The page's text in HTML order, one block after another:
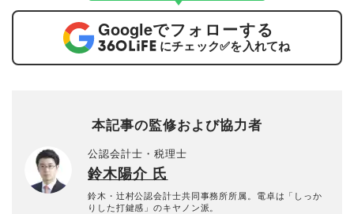
Googleでフォローする
にチェック✅を入れてね
本記事の監修および協力者
公認会計士・税理士
鈴木陽介 氏
鈴木・辻村公認会計士共同事務所所属。電卓は「しっか
りした打鍵感」のキヤノン派。